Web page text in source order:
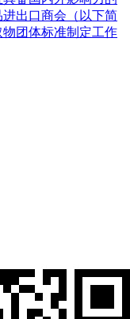
出口商会（以下简
团体标准制定工作